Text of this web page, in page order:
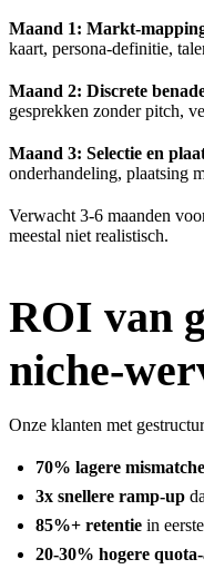
Maand 1: Markt-
kaart, persona-definitie,
Maand 2: Discrete
gesprekken zonder pitch,
Maand 3: Selectie en
onderhandeling, plaatsing
Verwacht 3-6 maanden
meestal niet realistisch.
ROI van
niche-
Onze klanten met
70% lagere
3x snellere ramp-up
85%+ retentie in
20-30% hogere